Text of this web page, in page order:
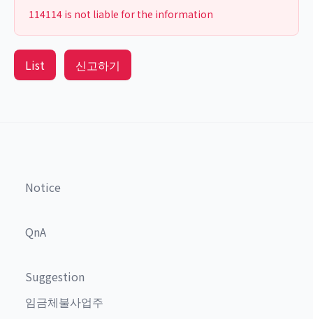
114114 is not liable for the information
List 신고하기
Notice
QnA
Suggestion
임금체불사업주